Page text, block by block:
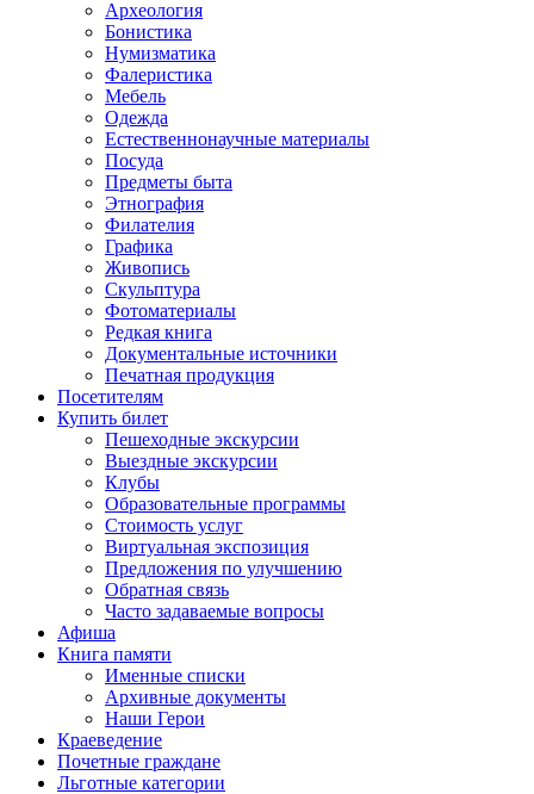
Археология
Бонистика
Нумизматика
Фалеристика
Мебель
Одежда
Естественнонаучные материалы
Посуда
Предметы быта
Этнография
Филателия
Графика
Живопись
Скульптура
Фотоматериалы
Редкая книга
Документальные источники
Печатная продукция
Посетителям
Купить билет
Пешеходные экскурсии
Выездные экскурсии
Клубы
Образовательные программы
Стоимость услуг
Виртуальная экспозиция
Предложения по улучшению
Обратная связь
Часто задаваемые вопросы
Афиша
Книга памяти
Именные списки
Архивные документы
Наши Герои
Краеведение
Почетные граждане
Льготные категории